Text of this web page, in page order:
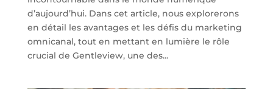
d’aujourd’hui. Dans cet article, nous explorerons
en détail les avantages et les défis du marketing
omnicanal, tout en mettant en lumière le rôle
crucial de Gentleview, une des...